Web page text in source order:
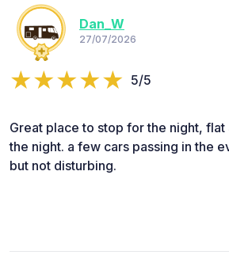
Dan_W
27/07/2026
5/5
Great place to stop for the night, flat
the night. a few cars passing in the
but not disturbing.